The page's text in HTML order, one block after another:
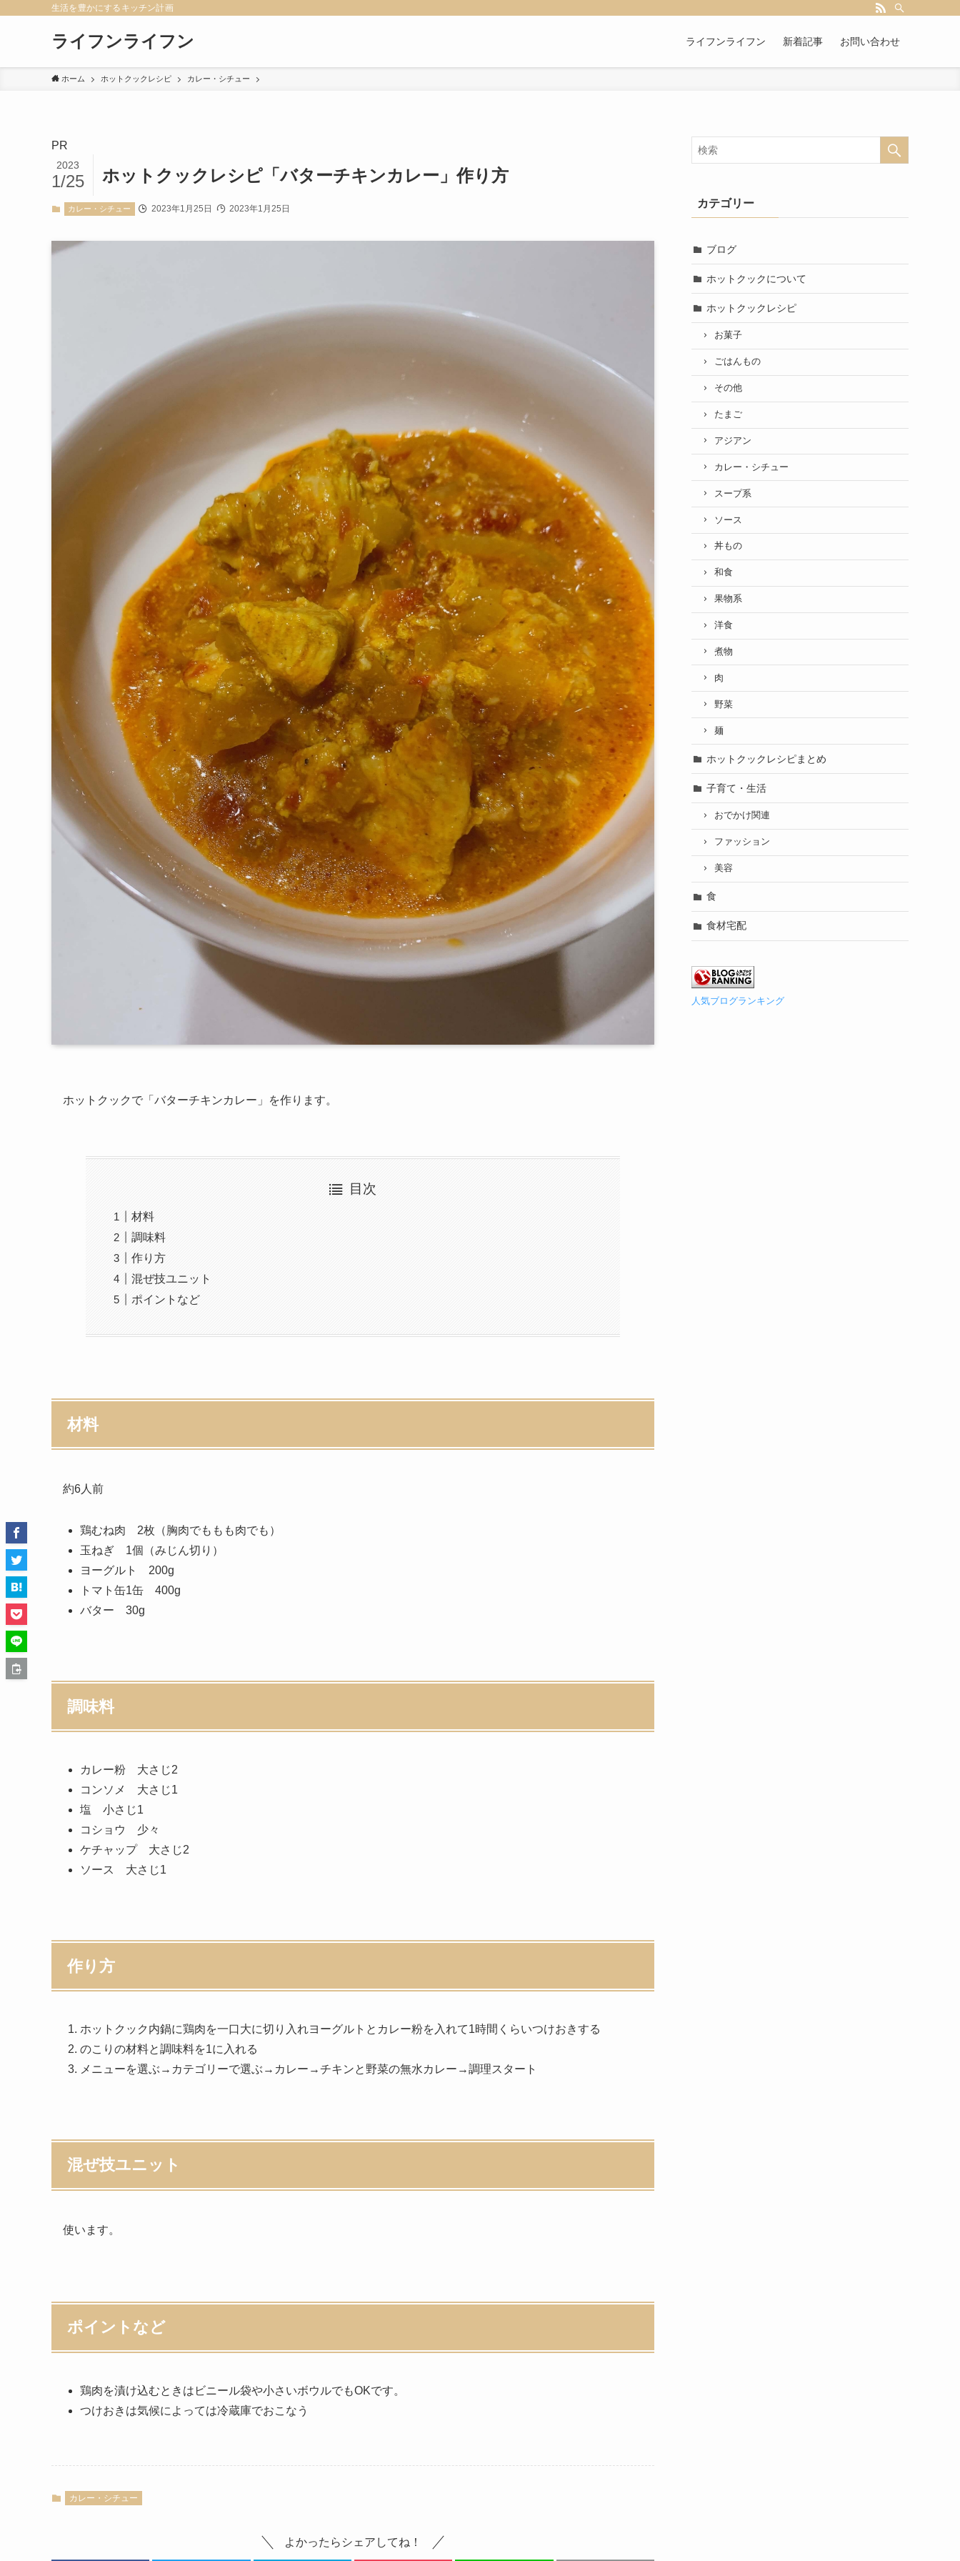
生活を豊かにするキッチン計画
ライフンライフン ライフンライフン 新着記事 お問い合わせ
ホーム ホットクックレシピ カレー・シチュー
PR
ホットクックレシピ「バターチキンカレー」作り方
2023
1/25
カレー・シチュー 2023年1月25日 2023年1月25日
ホットクックで「バターチキンカレー」を作ります。
目次
材料
調味料
作り方
混ぜ技ユニット
ポイントなど
材料
約6人前
鶏むね肉 2枚（胸肉でももも肉でも）
玉ねぎ 1個（みじん切り）
ヨーグルト 200g
トマト缶1缶 400g
バター 30g
調味料
カレー粉 大さじ2
コンソメ 大さじ1
塩 小さじ1
コショウ 少々
ケチャップ 大さじ2
ソース 大さじ1
作り方
ホットクック内鍋に鶏肉を一口大に切り入れヨーグルトとカレー粉を入れて1時間くらいつけおきする
のこりの材料と調味料を1に入れる
メニューを選ぶ→カテゴリーで選ぶ→カレー→チキンと野菜の無水カレー→調理スタート
混ぜ技ユニット
使います。
ポイントなど
鶏肉を漬け込むときはビニール袋や小さいボウルでもOKです。
つけおきは気候によっては冷蔵庫でおこなう
カレー・シチュー
よかったらシェアしてね！
カテゴリー
ブログ
ホットクックについて
ホットクックレシピ
お菓子
ごはんもの
その他
たまご
アジアン
カレー・シチュー
スープ系
ソース
丼もの
和食
果物系
洋食
煮物
肉
野菜
麺
ホットクックレシピまとめ
子育て・生活
おでかけ関連
ファッション
美容
食
食材宅配
人気ブログランキング